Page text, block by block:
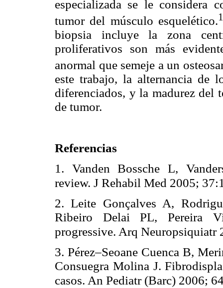
especializada se le considera
tumor del músculo esquelético.
biopsia incluye la zona
proliferativos son más
anormal que semeje a un
este trabajo, la alternancia de
diferenciados, y la madurez del
de tumor.
Referencias
1. Vanden Bossche L,
review. J Rehabil Med 2005;
2. Leite Gonçalves A,
Ribeiro Delai PL, Pereira
progressive. Arq Neuropsiquiatr
3. Pérez–Seoane Cuenca B,
Consuegra Molina J.
casos. An Pediatr (Barc) 2006;